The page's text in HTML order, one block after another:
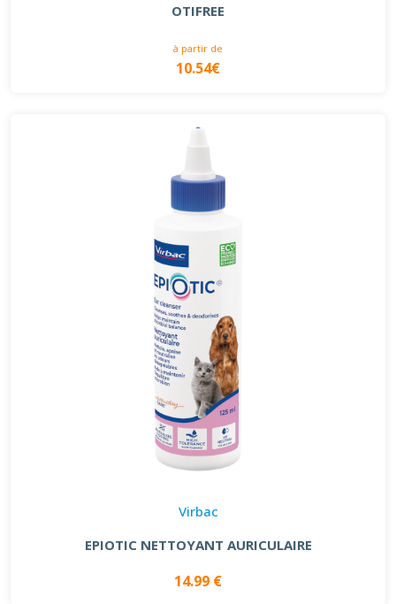
OTIFREE
à partir de
10.54€
Virbac
EPIOTIC NETTOYANT AURICULAIRE
14.99 €